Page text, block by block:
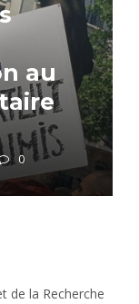
au
0
de la Recherche